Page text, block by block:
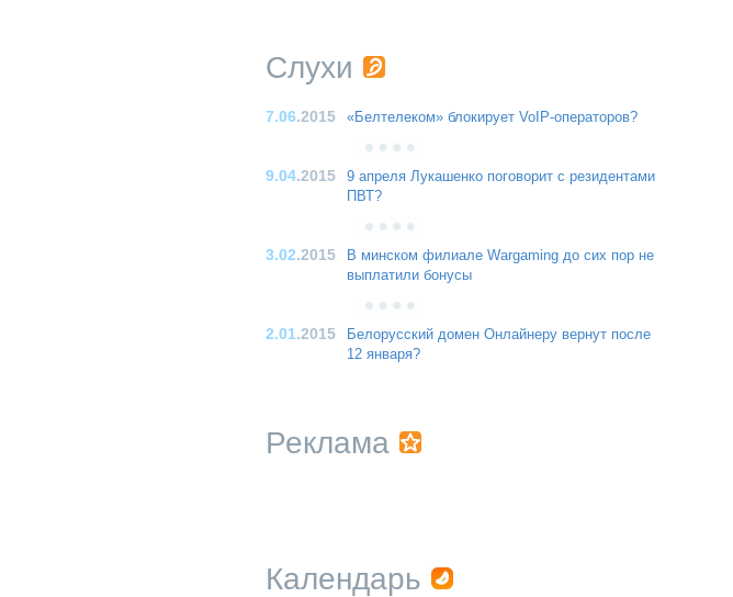
Слухи
7.06.2015 «Белтелеком» блокирует VoIP-операторов?
9.04.2015
9 апреля Лукашенко поговорит с резидентами
ПВТ?
3.02.2015
В минском филиале Wargaming до сих пор не
выплатили бонусы
2.01.2015
Белорусский домен Онлайнеру вернут после
12 января?
Реклама
Календарь